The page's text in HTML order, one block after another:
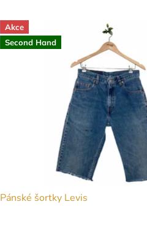
Akce
Second Hand
Pánské šortky Levis